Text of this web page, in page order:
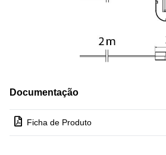
Documentação
Ficha de Produto